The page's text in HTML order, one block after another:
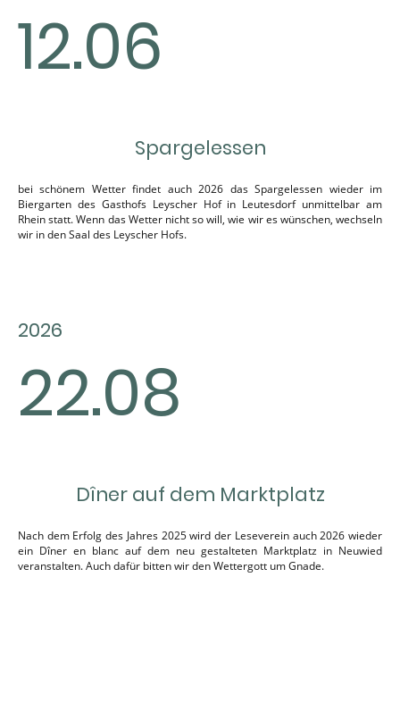
12.06
Spargelessen
bei schönem Wetter findet auch 2026 das Spargelessen wieder im
Biergarten des Gasthofs Leyscher Hof in Leutesdorf unmittelbar am
Rhein statt. Wenn das Wetter nicht so will, wie wir es wünschen, wechseln
wir in den Saal des Leyscher Hofs.
2026
22.08
Dîner auf dem Marktplatz
Nach dem Erfolg des Jahres 2025 wird der Leseverein auch 2026 wieder
ein Dîner en blanc auf dem neu gestalteten Marktplatz in Neuwied
veranstalten. Auch dafür bitten wir den Wettergott um Gnade.